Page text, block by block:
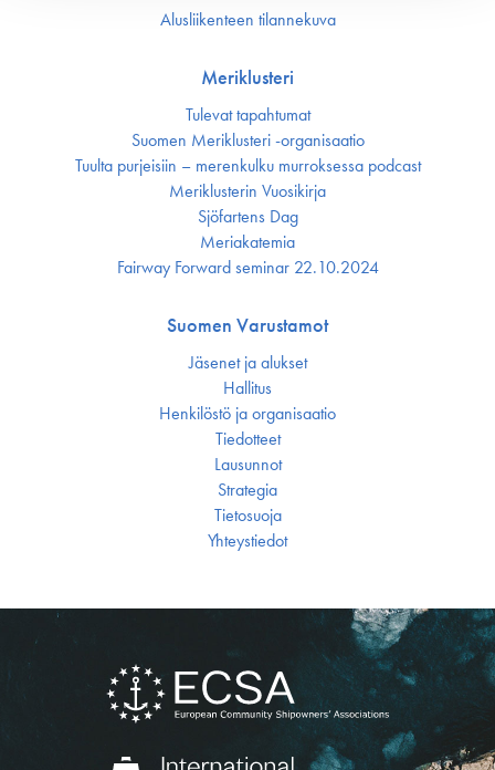
Alusliikenteen tilannekuva
Meriklusteri
Tulevat tapahtumat
Suomen Meriklusteri -organisaatio
Tuulta purjeisiin – merenkulku murroksessa podcast
Meriklusterin Vuosikirja
Sjöfartens Dag
Meriakatemia
Fairway Forward seminar 22.10.2024
Suomen Varustamot
Jäsenet ja alukset
Hallitus
Henkilöstö ja organisaatio
Tiedotteet
Lausunnot
Strategia
Tietosuoja
Yhteystiedot